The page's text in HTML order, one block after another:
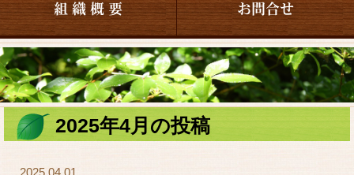
組 織 概 要 お問合せ
2025年4月の投稿